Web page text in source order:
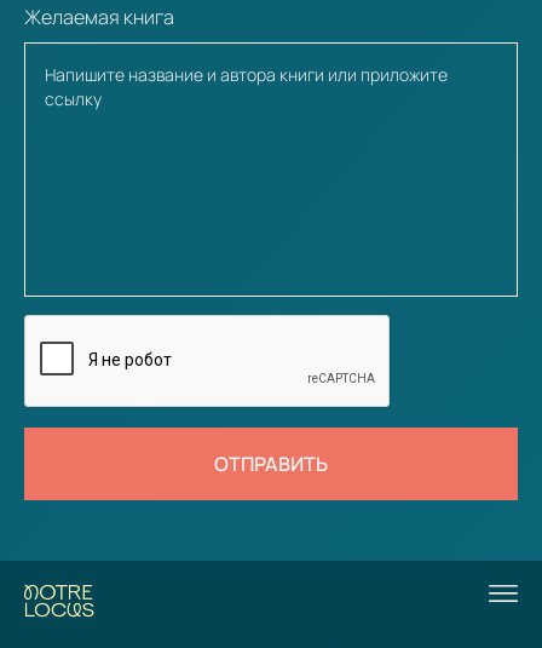
Желаемая книга
ОТПРАВИТЬ